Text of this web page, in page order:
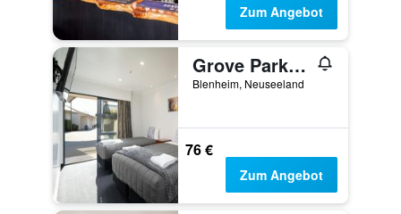
Zum Angebot
Grove Park Motor Lodge
Blenheim, Neuseeland
76 €
Zum Angebot